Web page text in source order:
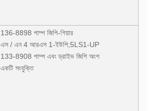
136-8898 পাম্প জিপি-গিয়ার
এস / এন 4 আরএস 1-ইউপি;5LS1-UP
133-8908 পাম্প এবং ড্রাইভ জিপি অংশ
একটি সংযুক্তি